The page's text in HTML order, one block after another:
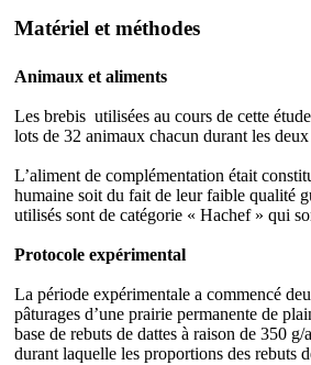
Matériel et méthodes
Animaux et aliments
Les brebis utilisées au cours de cette
lots de 32 animaux chacun durant les
L’aliment de complémentation était
humaine soit du fait de leur faible qualité
utilisés sont de catégorie « Hachef » qui
Protocole expérimental
La période expérimentale a commencé
pâturages d’une prairie permanente de
base de rebuts de dattes à raison de 350
durant laquelle les proportions des rebuts